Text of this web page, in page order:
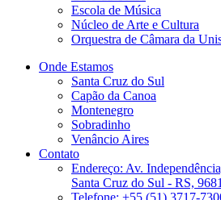
Escola de Música
Núcleo de Arte e Cultura
Orquestra de Câmara da
Onde Estamos
Santa Cruz do Sul
Capão da Canoa
Montenegro
Sobradinho
Venâncio Aires
Contato
Endereço: Av.
Santa Cruz do Sul - RS,
Telefone: +55 (51) 3717-